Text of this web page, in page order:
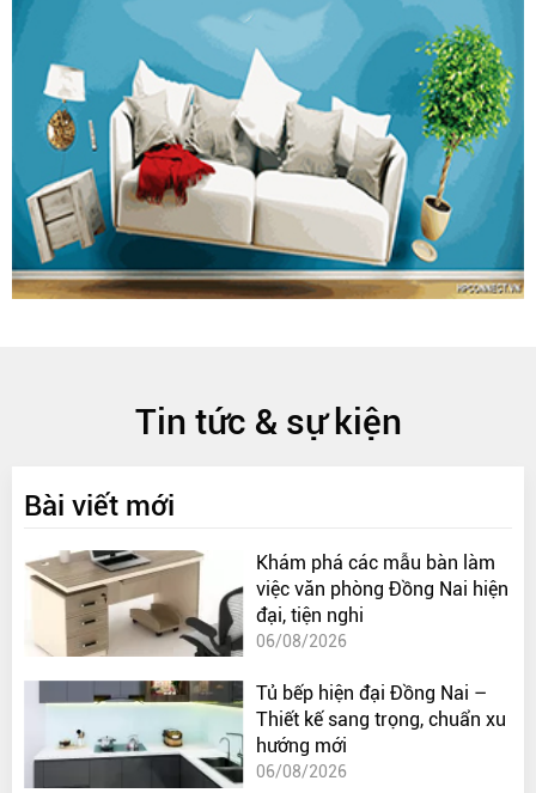
Tin tức & sự kiện
Bài viết mới
Khám phá các mẫu bàn làm
việc văn phòng Đồng Nai hiện
đại, tiện nghi
06/08/2026
Tủ bếp hiện đại Đồng Nai –
Thiết kế sang trọng, chuẩn xu
hướng mới
06/08/2026